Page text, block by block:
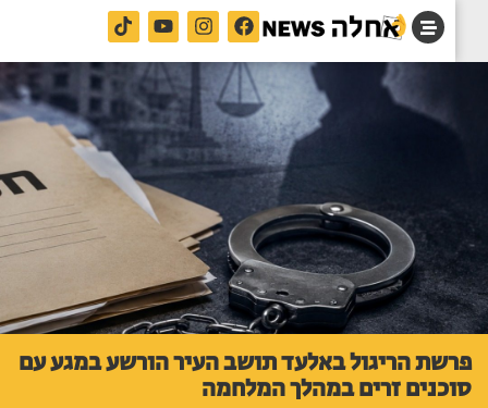
הריגול באלעד תושב העיר הורשע במגע עם
זרים במהלך המלחמה